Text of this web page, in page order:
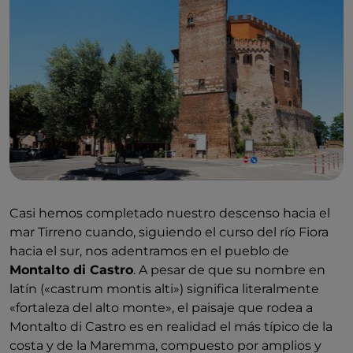
en Pablo III) el artífice del aspecto actual de la
fortaleza de la Abadía, situada estratégicamente al
lado de un puente que cruza una garganta rocosa
excavada por el río Fiora.
Casi hemos completado nuestro descenso hacia el
mar Tirreno cuando, siguiendo el curso del río Fiora
hacia el sur, nos adentramos en el pueblo de
Montalto di Castro. A pesar de que su nombre en
latín («castrum montis alti») significa literalmente
«fortaleza del alto monte», el paisaje que rodea a
Montalto di Castro es en realidad el más típico de la
costa y de la Maremma, compuesto por amplios y